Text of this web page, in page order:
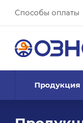
Способы оплаты
Продукция